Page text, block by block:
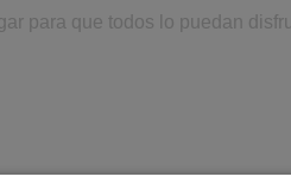
para que todos lo puedan